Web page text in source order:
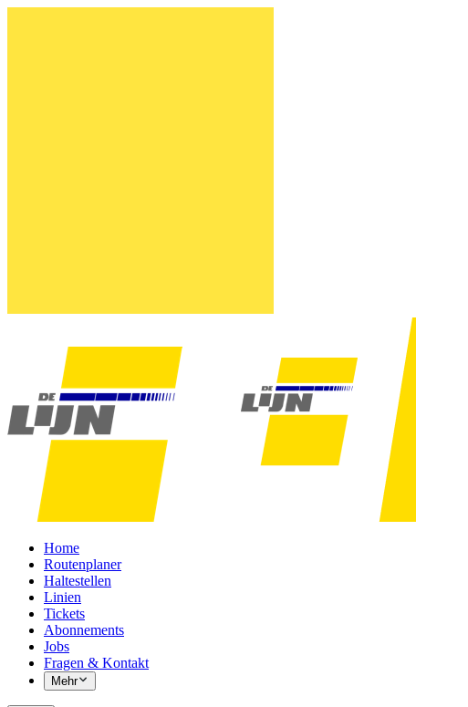
Home
Routenplaner
Haltestellen
Linien
Tickets
Abonnements
Jobs
Fragen & Kontakt
Mehr